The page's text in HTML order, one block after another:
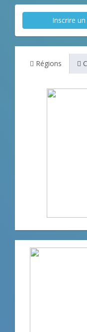
Inscrire
Régions